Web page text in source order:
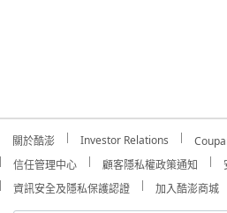
關於酷澎 Investor Relations
信任管理中心
顧客隱私權政策通知
資訊安全及隱私保護認證
加入酷澎商城